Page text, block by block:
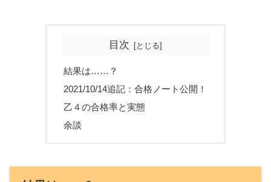
目次
結果は……？
2021/10/14追記：合格ノート公開！
乙４の合格率と実態
余談